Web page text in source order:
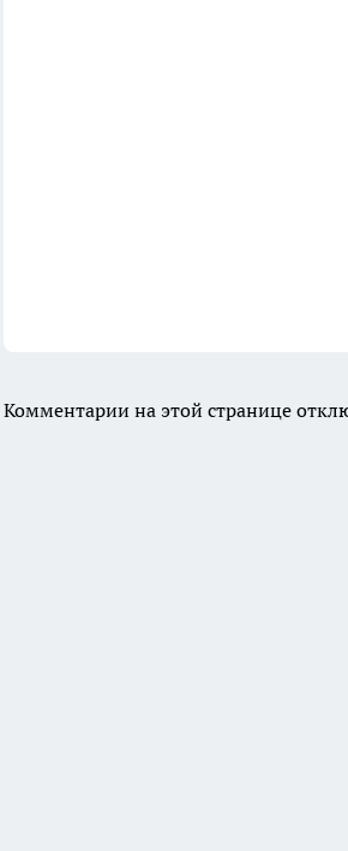
Комментарии на этой странице